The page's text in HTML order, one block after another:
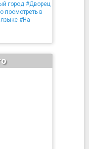
город #Дворец
посмотреть в
#На